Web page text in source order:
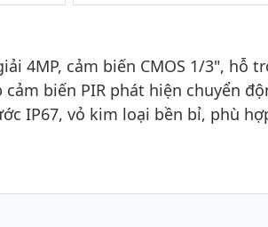
4MP, cảm biến CMOS 1/3", hỗ
biến PIR phát hiện chuyển
IP67, vỏ kim loại bền bỉ, phù